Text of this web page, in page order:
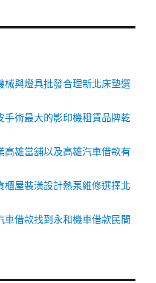
械與燈具批發合理新北床墊選
手術最大的影印機租賃品牌乾
高雄當舖以及高雄汽車借款有
櫃屋裝潢設計熱泵維修選擇北
車借款找到永和機車借款民間